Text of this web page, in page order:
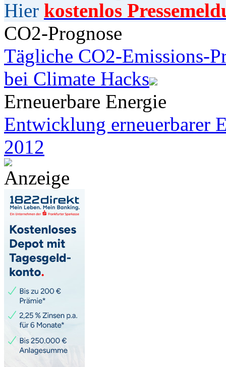
Hier kostenlos
CO2-Prognose
Tägliche CO2-Emissions-
bei Climate Hacks
Erneuerbare Energie
Entwicklung erneuerbarer
2012
Anzeige